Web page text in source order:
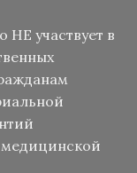
НЕ участвует в
медицинской